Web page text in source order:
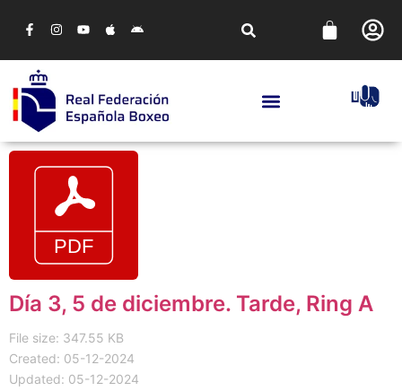
Día 3, 5 de diciembre. Tarde, Ring A
File size: 347.55 KB
Created: 05-12-2024
Updated: 05-12-2024